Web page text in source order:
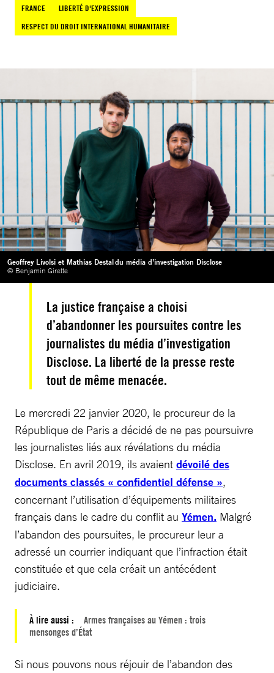
FRANCE
LIBERTÉ D'EXPRESSION
RESPECT DU DROIT INTERNATIONAL HUMANITAIRE
Geoffrey Livolsi et Mathias Destal du média d’investigation Disclose
© Benjamin Girette
La justice française a choisi
d’abandonner les poursuites contre les
journalistes du média d’investigation
Disclose. La liberté de la presse reste
tout de même menacée.
Le mercredi 22 janvier 2020, le procureur de la
République de Paris a décidé de ne pas poursuivre
les journalistes liés aux révélations du média
Disclose. En avril 2019, ils avaient dévoilé des
documents classés « confidentiel défense »,
concernant l’utilisation d’équipements militaires
français dans le cadre du conflit au Yémen. Malgré
l’abandon des poursuites, le procureur leur a
adressé un courrier indiquant que l’infraction était
constituée et que cela créait un antécédent
judiciaire.
À lire aussi :
Armes françaises au Yémen : trois
mensonges d’État
Si nous pouvons nous réjouir de l’abandon des